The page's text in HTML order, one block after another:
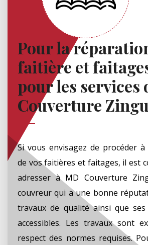
Pour la
faitière et
pour les services
Couverture
Si vous envisagez de procéder
de vos faitières et faitages, il est
adresser à MD Couverture
couvreur qui a une bonne
travaux de qualité ainsi que
accessibles. Les travaux sont
respect des normes requises.